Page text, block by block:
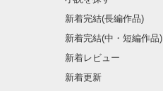
新着完結(長編作品)
新着完結(中・短編作品)
新着レビュー
新着更新